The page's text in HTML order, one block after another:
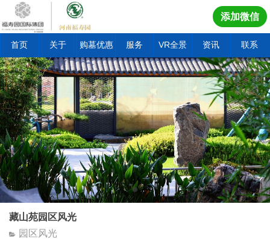
添加微信
首页 关于 购墓优惠 服务 VR全景 资讯 联系
藏山苑园区风光
园区风光